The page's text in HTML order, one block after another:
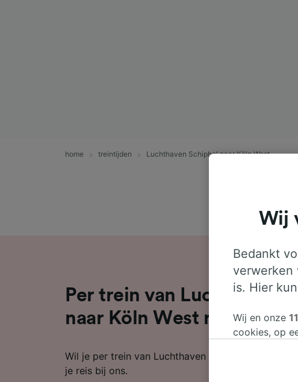
home treintijden Luchthaven Schiphol naar Köln West
Per trein van Luchthaven
naar Köln West reizen
Wil je per trein van Luchthaven Schiphol naar Köln
je reis bij ons.
Wij
Bedankt
verwerken
is. Hier
Wij en onze
cookies, op
wijzigen
bezwaar te